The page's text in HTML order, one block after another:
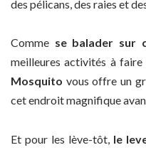
des pélicans, des raies et
Comme se balader sur
meilleures activités à
Mosquito vous offre un
cet endroit magnifique
Et pour les lève-tôt, le